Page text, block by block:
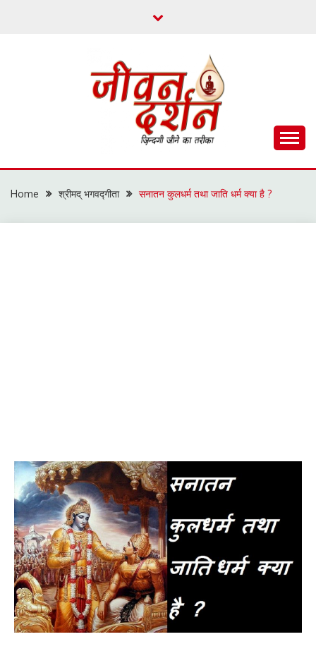
जीवन दर्शन
Home श्रीमद् भगवद्गीता सनातन कुलधर्म तथा जाति धर्म क्या है ?